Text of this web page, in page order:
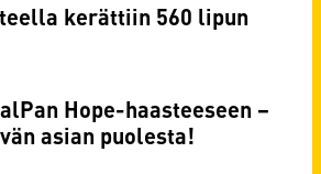
kerättiin 560 lipun
Hope-haasteeseen –
asian puolesta!